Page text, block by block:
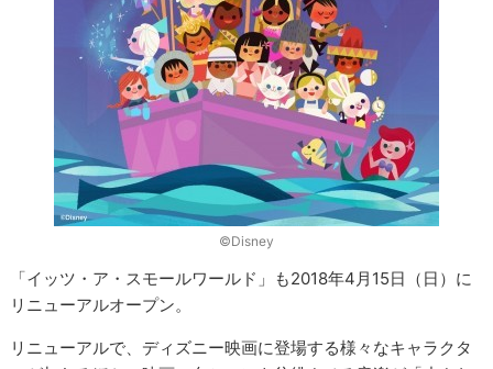
©︎Disney
「イッツ・ア・スモールワールド」も2018年4月15日（日）に
リニューアルオープン。
リニューアルで、ディズニー映画に登場する様々なキャラクタ